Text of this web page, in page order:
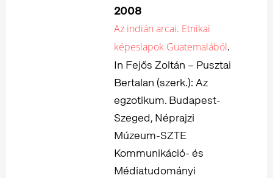
2008
Az indián arcai. Etnikai
képeslapok Guatemalából.
In Fejős Zoltán – Pusztai
Bertalan (szerk.): Az
egzotikum. Budapest-
Szeged, Néprajzi
Múzeum-SZTE
Kommunikáció- és
Médiatudományi